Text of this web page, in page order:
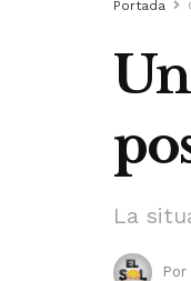
Portada
La
Por